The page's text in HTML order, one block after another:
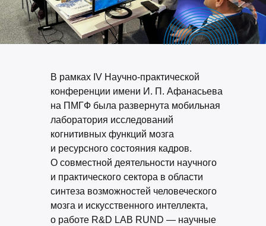
В рамках IV Научно-практической
конференции имени И. П. Афанасьева
на ПМГФ была развернута мобильная
лаборатория исследований
когнитивных функций мозга
и ресурсного состояния кадров.
О совместной деятельности научного
и практического сектора в области
синтеза возможностей человеческого
мозга и искусственного интеллекта,
о работе R&D LAB RUND — научные